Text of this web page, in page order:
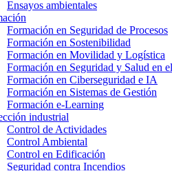
Ensayos ambientales
Formación en Seguridad de Procesos
Formación en Sostenibilidad
Formación en Movilidad y Logística
Formación en Seguridad y Salud en
Formación en Ciberseguridad e IA
Formación en Sistemas de Gestión
Formación e-Learning
industrial
Control de Actividades
Control Ambiental
Control en Edificación
Seguridad contra Incendios